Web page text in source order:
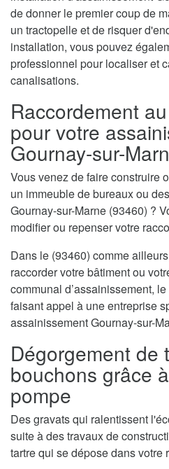
de donner le premier coup de
un tractopelle et de risquer
installation, vous pouvez
professionnel pour localiser et
canalisations.
Raccordement
pour votre
Gournay-sur-
Vous venez de faire construire
un immeuble de bureaux ou
Gournay-sur-Marne (93460) ?
modifier ou repenser votre
Dans le (93460) comme
raccorder votre bâtiment ou
communal d’assainissement,
faisant appel à une entreprise
assainissement Gournay-sur-
Dégorgement de
bouchons grâce
pompe
Des gravats qui ralentissent
suite à des travaux de
tartre qui se dépose dans votre